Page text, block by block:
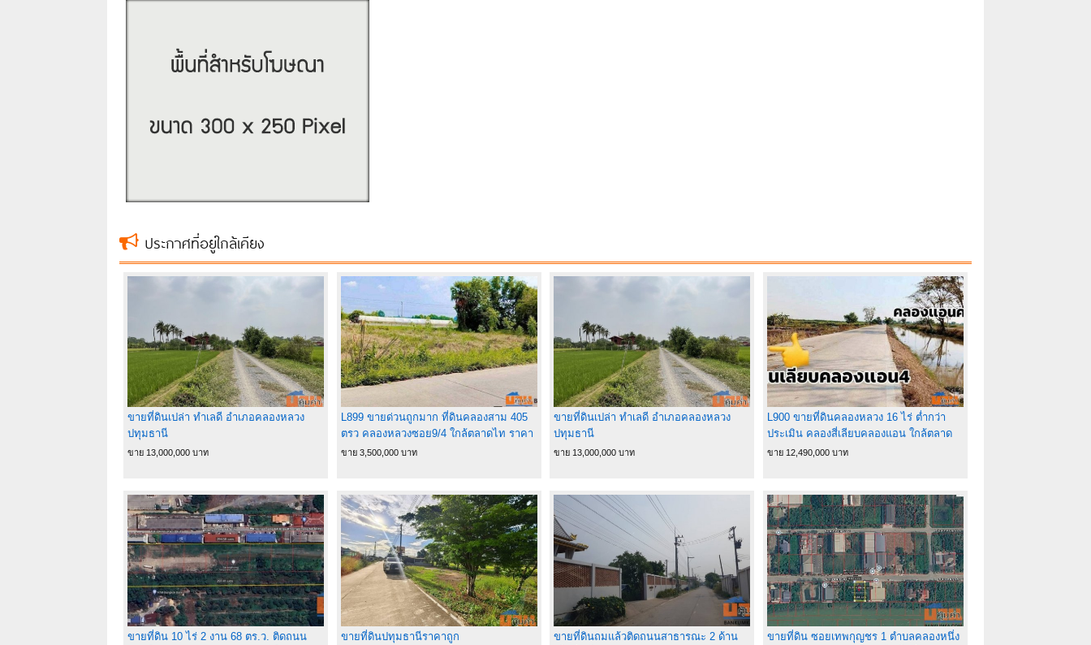
ประกาศที่อยู่ใกล้เคียง
ขายที่ดินเปล่า ทำเลดี อำเภอคลองหลวง
ปทุมธานี
ขาย 13,000,000 บาท
L899 ขายด่วนถูกมาก ที่ดินคลองสาม 405
ตรว คลองหลวงซอย9/4 ใกล้ตลาดไท ราคา
พิเศษเหลือเพียง 3.5 ล้านเท่านั้น (ลดจาก
ขาย 3,500,000 บาท
ขายที่ดินเปล่า ทำเลดี อำเภอคลองหลวง
ปทุมธานี
ขาย 13,000,000 บาท
L900 ขายที่ดินคลองหลวง 16 ไร่ ต่ำกว่า
ประเมิน คลองสี่เลียบคลองแอน ใกล้ตลาด
ไทขายถูก เพียง 12.49 ล้าน
ขาย 12,490,000 บาท
ขายที่ดิน 10 ไร่ 2 งาน 68 ตร.ว. ติดถนน
ขายที่ดินปทุมธานีราคาถูก
ขายที่ดินถมแล้วติดถนนสาธารณะ 2 ด้าน
ขายที่ดิน ซอยเทพกุญชร 1 ตำบลคลองหนึ่ง